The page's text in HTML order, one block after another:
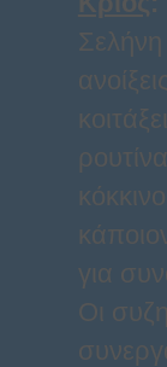
για
Οι